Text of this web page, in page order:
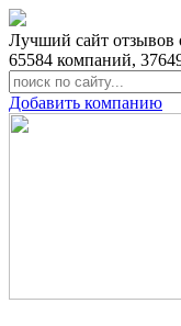
Лучший сайт отзывов
65584 компаний,
Добавить компанию